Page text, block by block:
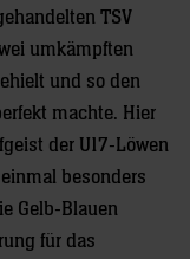
TSV
umkämpften
und so den
machte. Hier
der U17-Löwen
besonders
Gelb-Blauen
für das